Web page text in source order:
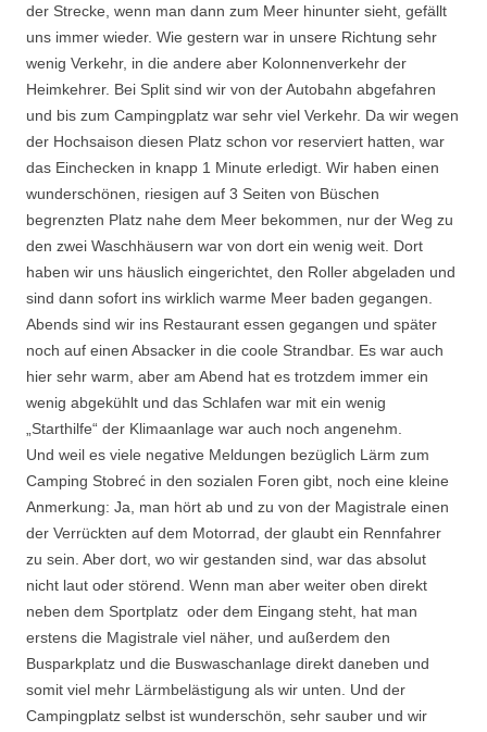
der Strecke, wenn man dann zum Meer hinunter sieht, gefällt
uns immer wieder. Wie gestern war in unsere Richtung sehr
wenig Verkehr, in die andere aber Kolonnenverkehr der
Heimkehrer. Bei Split sind wir von der Autobahn abgefahren
und bis zum Campingplatz war sehr viel Verkehr. Da wir wegen
der Hochsaison diesen Platz schon vor reserviert hatten, war
das Einchecken in knapp 1 Minute erledigt. Wir haben einen
wunderschönen, riesigen auf 3 Seiten von Büschen
begrenzten Platz nahe dem Meer bekommen, nur der Weg zu
den zwei Waschhäusern war von dort ein wenig weit. Dort
haben wir uns häuslich eingerichtet, den Roller abgeladen und
sind dann sofort ins wirklich warme Meer baden gegangen.
Abends sind wir ins Restaurant essen gegangen und später
noch auf einen Absacker in die coole Strandbar. Es war auch
hier sehr warm, aber am Abend hat es trotzdem immer ein
wenig abgekühlt und das Schlafen war mit ein wenig
„Starthilfe“ der Klimaanlage war auch noch angenehm.
Und weil es viele negative Meldungen bezüglich Lärm zum
Camping Stobreć in den sozialen Foren gibt, noch eine kleine
Anmerkung: Ja, man hört ab und zu von der Magistrale einen
der Verrückten auf dem Motorrad, der glaubt ein Rennfahrer
zu sein. Aber dort, wo wir gestanden sind, war das absolut
nicht laut oder störend. Wenn man aber weiter oben direkt
neben dem Sportplatz oder dem Eingang steht, hat man
erstens die Magistrale viel näher, und außerdem den
Busparkplatz und die Buswaschanlage direkt daneben und
somit viel mehr Lärmbelästigung als wir unten. Und der
Campingplatz selbst ist wunderschön, sehr sauber und wir